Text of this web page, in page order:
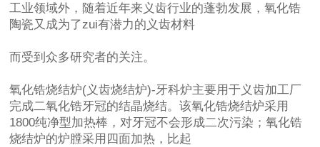
工业领域外，随着近年来义齿行业的蓬勃发展，氧化锆
陶瓷又成为了zui有潜力的义齿材料
而受到众多研究者的关注。
氧化锆烧结炉(义齿烧结炉)-牙科炉主要用于义齿加工厂
完成二氧化锆牙冠的结晶烧结。该氧化锆烧结炉采用
1800纯净型加热棒，对牙冠不会形成二次污染；氧化锆
烧结炉的炉膛采用四面加热，比起